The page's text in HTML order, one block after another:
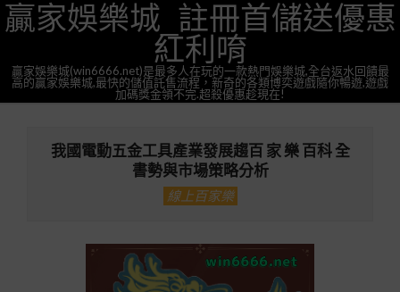
Skip
to贏家娛樂城_註冊首儲送優惠
紅利唷
贏家娛樂城(win6666.net)是最多人在玩的一款熱門娛樂城,全台返水回饋最
高的贏家娛樂城,最快的儲值託售流程，新奇的各類博奕遊戲隨你暢遊,遊戲
加碼獎金領不完.超殺優惠趁現在!
我國電動五金工具產業發展趨百 家 樂 百科 全
書勢與市場策略分析
線上百家樂